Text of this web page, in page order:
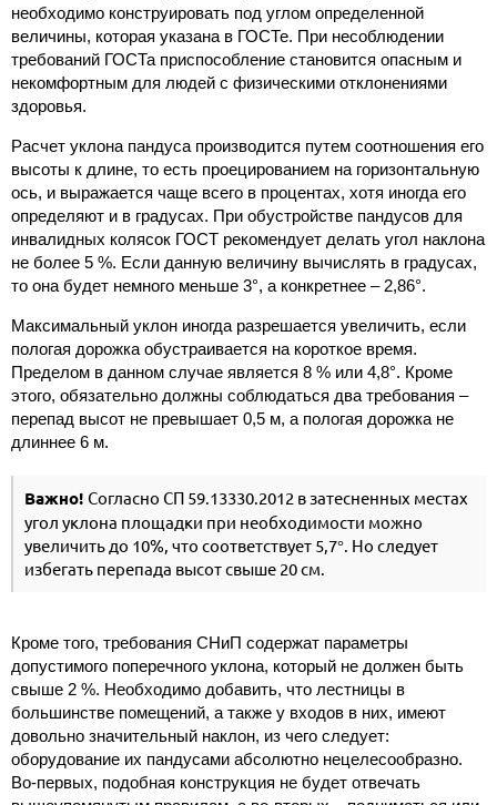
необходимо конструировать под углом определенной
величины, которая указана в ГОСТе. При несоблюдении
требований ГОСТа приспособление становится опасным и
некомфортным для людей с физическими отклонениями
здоровья.
Расчет уклона пандуса производится путем соотношения его
высоты к длине, то есть проецированием на горизонтальную
ось, и выражается чаще всего в процентах, хотя иногда его
определяют и в градусах. При обустройстве пандусов для
инвалидных колясок ГОСТ рекомендует делать угол наклона
не более 5 %. Если данную величину вычислять в градусах,
то она будет немного меньше 3°, а конкретнее – 2,86°.
Максимальный уклон иногда разрешается увеличить, если
пологая дорожка обустраивается на короткое время.
Пределом в данном случае является 8 % или 4,8°. Кроме
этого, обязательно должны соблюдаться два требования –
перепад высот не превышает 0,5 м, а пологая дорожка не
длиннее 6 м.
Важно! Согласно СП 59.13330.2012 в затесненных местах
угол уклона площадки при необходимости можно
увеличить до 10%, что соответствует 5,7°. Но следует
избегать перепада высот свыше 20 см.
Кроме того, требования СНиП содержат параметры
допустимого поперечного уклона, который не должен быть
свыше 2 %. Необходимо добавить, что лестницы в
большинстве помещений, а также у входов в них, имеют
довольно значительный наклон, из чего следует:
оборудование их пандусами абсолютно нецелесообразно.
Во-первых, подобная конструкция не будет отвечать